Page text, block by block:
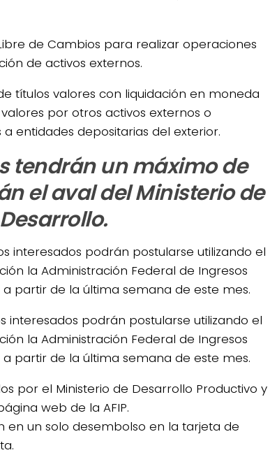
de Cambios para realizar operaciones
de activos externos.
títulos valores con liquidación en moneda
por otros activos externos o
entidades depositarias del exterior.
tendrán un máximo de
el aval del Ministerio de
Desarrollo.
interesados podrán postularse utilizando el
la Administración Federal de Ingresos
a partir de la última semana de este mes.
interesados podrán postularse utilizando el
la Administración Federal de Ingresos
a partir de la última semana de este mes.
por el Ministerio de Desarrollo Productivo y
web de la AFIP.
en un solo desembolso en la tarjeta de